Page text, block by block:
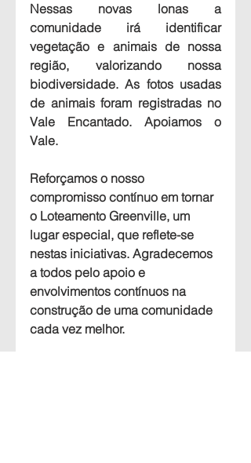
Nessas novas lonas a
comunidade irá identificar
vegetação e animais de nossa
região, valorizando nossa
biodiversidade. As fotos usadas
de animais foram registradas no
Vale Encantado. Apoiamos o
Vale.
Reforçamos o nosso
compromisso contínuo em tornar
o Loteamento Greenville, um
lugar especial, que reflete-se
nestas iniciativas. Agradecemos
a todos pelo apoio e
envolvimentos contínuos na
construção de uma comunidade
cada vez melhor.